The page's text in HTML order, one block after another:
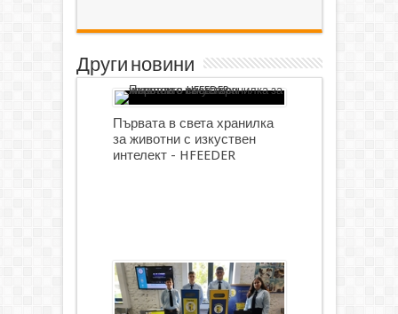
Други новини
Първата в света хранилка
за животни с изкуствен
интелект - HFEEDER